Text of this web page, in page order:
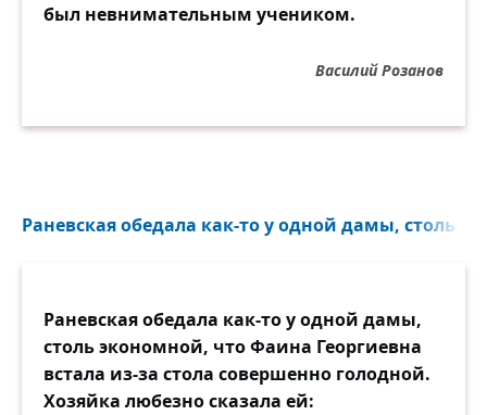
был невнимательным учеником.
Василий Розанов
Раневская обедала как-то у одной дамы, столь
Раневская обедала как-то у одной дамы,
столь экономной, что Фаина Георгиевна
встала из-за стола совершенно голодной.
Хозяйка любезно сказала ей: